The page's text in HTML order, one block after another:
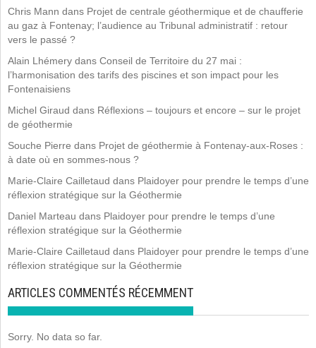
Chris Mann dans Projet de centrale géothermique et de chaufferie
au gaz à Fontenay; l’audience au Tribunal administratif : retour
vers le passé ?
Alain Lhémery dans Conseil de Territoire du 27 mai :
l’harmonisation des tarifs des piscines et son impact pour les
Fontenaisiens
Michel Giraud dans Réflexions – toujours et encore – sur le projet
de géothermie
Souche Pierre dans Projet de géothermie à Fontenay-aux-Roses :
à date où en sommes-nous ?
Marie-Claire Cailletaud dans Plaidoyer pour prendre le temps d’une
réflexion stratégique sur la Géothermie
Daniel Marteau dans Plaidoyer pour prendre le temps d’une
réflexion stratégique sur la Géothermie
Marie-Claire Cailletaud dans Plaidoyer pour prendre le temps d’une
réflexion stratégique sur la Géothermie
ARTICLES COMMENTÉS RÉCEMMENT
Sorry. No data so far.